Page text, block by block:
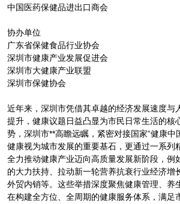
中国医药保健品进出口商会
协办单位
广东省保健食品行业协会
深圳市健康产业发展促进会
深圳市大健康产业联盟
深圳市保健协会
近年来，深圳市凭借其卓越的经济发展速度与
提升，健康议题日益凸显为市民日常生活的核
势，深圳市**高瞻远瞩，紧密对接国家“健康中
健康视为城市发展的重要基石，更通过一系列
全力推动健康产业迈向高质量发展新阶段，例
的大力扶持、拉动新一轮营养抗衰行业经济增
外贸内销等。这些举措深度聚焦健康管理、养
在构建全方位、全周期的健康服务体系，满足